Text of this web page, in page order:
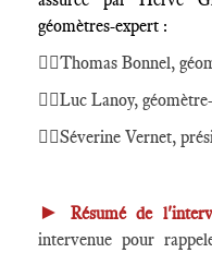
géomètres-expert :
🕴🏻Thomas Bonnel,
🕴🏻Luc Lanoy,
🕴🏻Séverine Vernet,
► Résumé de
intervenue pour